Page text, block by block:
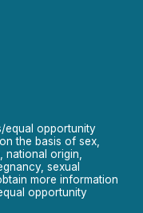
equal opportunity
the basis of sex,
national origin,
sexual
more information
opportunity